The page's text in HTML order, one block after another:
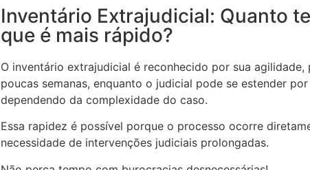
Inventário Extrajudicial: Quanto
que é mais rápido?
O inventário extrajudicial é reconhecido por sua
poucas semanas, enquanto o judicial pode se estender
dependendo da complexidade do caso.
Essa rapidez é possível porque o processo ocorre
necessidade de intervenções judiciais prolongadas.